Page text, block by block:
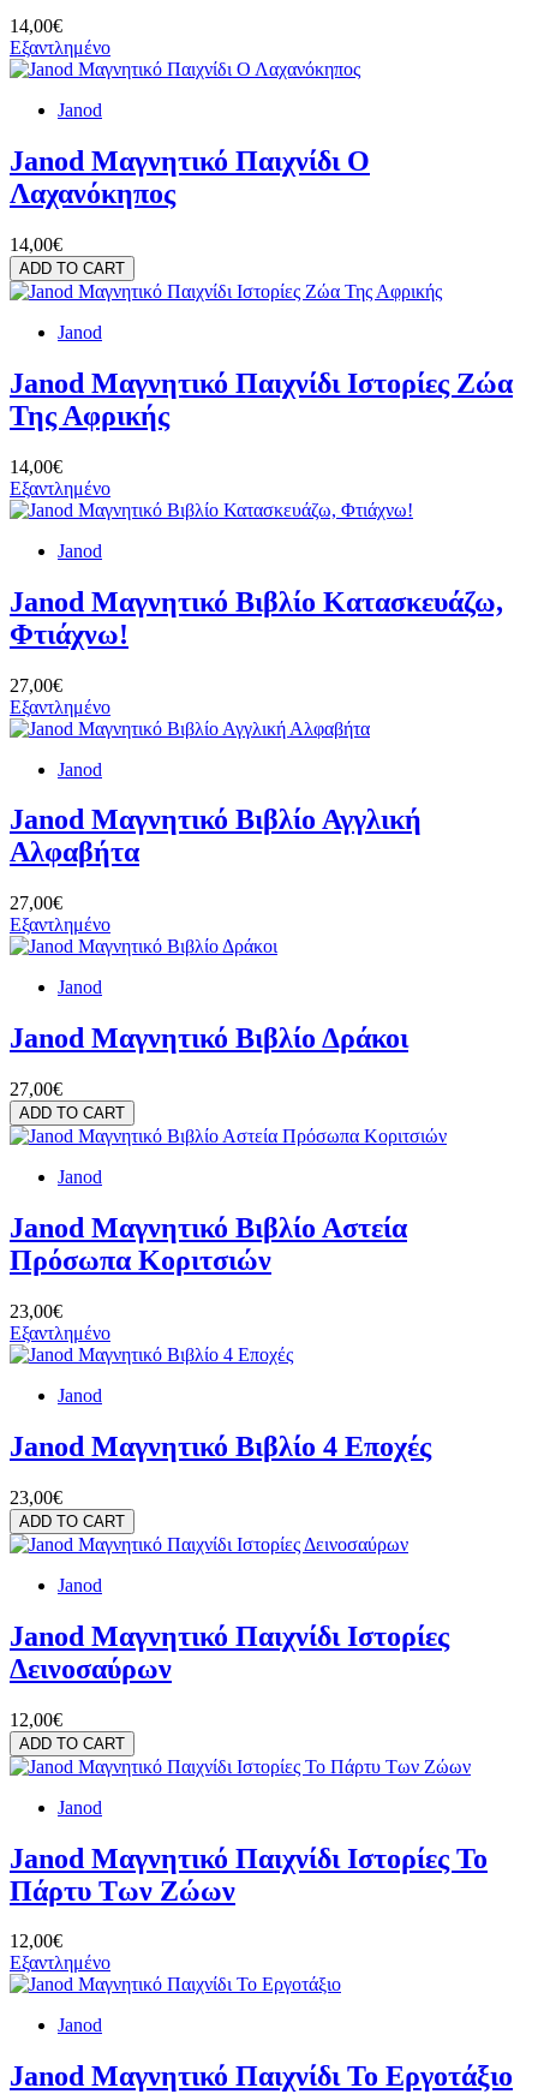
14,00€
Εξαντλημένο
Janod
Janod Μαγνητικό Παιχνίδι Ο
Λαχανόκηπος
14,00€
ADD TO CART
Janod
Janod Μαγνητικό Παιχνίδι Ιστορίες Ζώα
Της Αφρικής
14,00€
Εξαντλημένο
Janod
Janod Μαγνητικό Βιβλίο Κατασκευάζω,
Φτιάχνω!
27,00€
Εξαντλημένο
Janod
Janod Μαγνητικό Βιβλίο Αγγλική
Αλφαβήτα
27,00€
Εξαντλημένο
Janod
Janod Μαγνητικό Βιβλίο Δράκοι
27,00€
ADD TO CART
Janod
Janod Μαγνητικό Βιβλίο Αστεία
Πρόσωπα Κοριτσιών
23,00€
Εξαντλημένο
Janod
Janod Μαγνητικό Βιβλίο 4 Εποχές
23,00€
ADD TO CART
Janod
Janod Μαγνητικό Παιχνίδι Ιστορίες
Δεινοσαύρων
12,00€
ADD TO CART
Janod
Janod Μαγνητικό Παιχνίδι Ιστορίες Το
Πάρτυ Των Ζώων
12,00€
Εξαντλημένο
Janod
Janod Μαγνητικό Παιχνίδι Το Εργοτάξιο